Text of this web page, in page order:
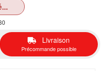
Livraison
Précommande possible